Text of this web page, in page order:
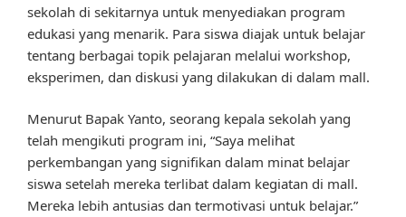
sekolah di sekitarnya untuk menyediakan program
edukasi yang menarik. Para siswa diajak untuk belajar
tentang berbagai topik pelajaran melalui workshop,
eksperimen, dan diskusi yang dilakukan di dalam mall.
Menurut Bapak Yanto, seorang kepala sekolah yang
telah mengikuti program ini, “Saya melihat
perkembangan yang signifikan dalam minat belajar
siswa setelah mereka terlibat dalam kegiatan di mall.
Mereka lebih antusias dan termotivasi untuk belajar.”